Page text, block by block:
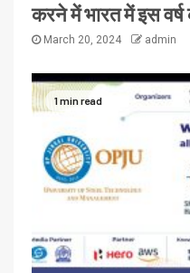
करने में भारत में इस वर्ष
March 20, 2024 admin
1 min read